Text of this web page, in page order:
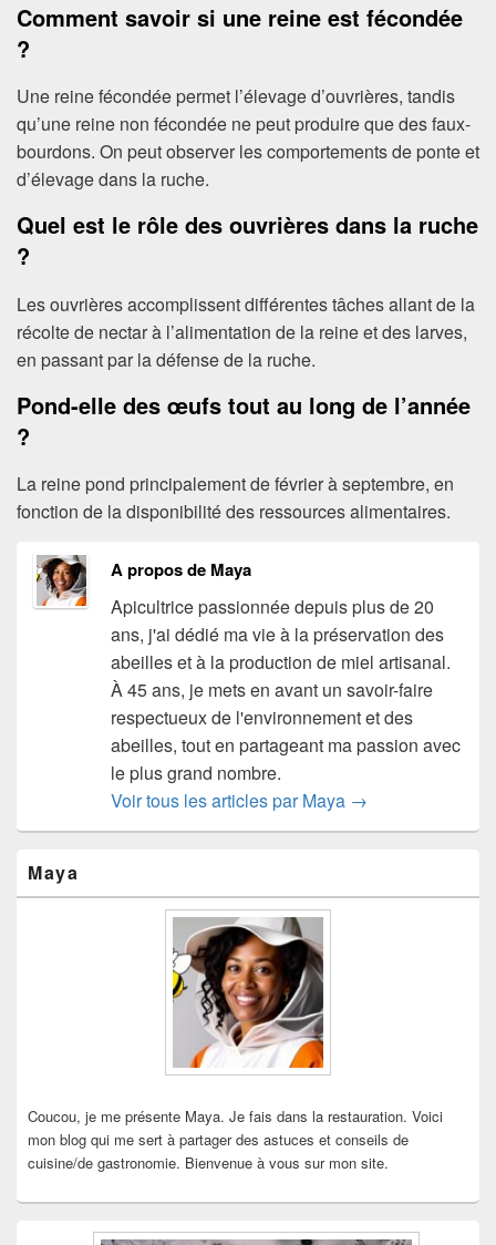
Comment savoir si une reine est fécondée
?
Une reine fécondée permet l’élevage d’ouvrières, tandis
qu’une reine non fécondée ne peut produire que des faux-
bourdons. On peut observer les comportements de ponte et
d’élevage dans la ruche.
Quel est le rôle des ouvrières dans la ruche
?
Les ouvrières accomplissent différentes tâches allant de la
récolte de nectar à l’alimentation de la reine et des larves,
en passant par la défense de la ruche.
Pond-elle des œufs tout au long de l’année
?
La reine pond principalement de février à septembre, en
fonction de la disponibilité des ressources alimentaires.
A propos de Maya
Apicultrice passionnée depuis plus de 20
ans, j'ai dédié ma vie à la préservation des
abeilles et à la production de miel artisanal.
À 45 ans, je mets en avant un savoir-faire
respectueux de l'environnement et des
abeilles, tout en partageant ma passion avec
le plus grand nombre.
Voir tous les articles par Maya →
principale
de
Maya
Coucou, je me présente Maya. Je fais dans la restauration. Voici
mon blog qui me sert à partager des astuces et conseils de
cuisine/de gastronomie. Bienvenue à vous sur mon site.